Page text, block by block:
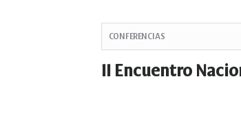
CONFERENCIAS
II Encuentro